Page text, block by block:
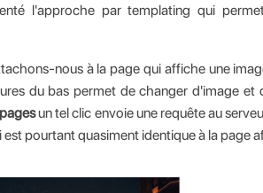
l'approche par templating qui
nous à la page qui affiche une
du bas permet de changer d'image et
un tel clic envoie une requête au
pourtant quasiment identique à la page